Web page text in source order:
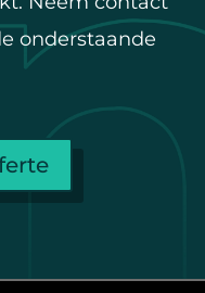
onderstaande